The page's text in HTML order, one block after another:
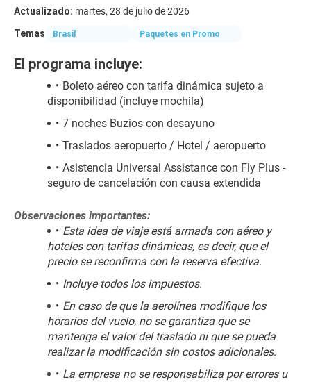
Actualizado: martes, 28 de julio de 2026
Temas
Brasil Paquetes en Promo
El programa incluye:
Boleto aéreo con tarifa dinámica sujeto a
disponibilidad (incluye mochila)
7 noches Buzios con desayuno
Traslados aeropuerto / Hotel / aeropuerto
Asistencia Universal Assistance con Fly Plus -
seguro de cancelación con causa extendida
Observaciones importantes:
Esta idea de viaje está armada con aéreo y
hoteles con tarifas dinámicas, es decir, que el
precio se reconfirma con la reserva efectiva.
Incluye todos los impuestos.
En caso de que la aerolínea modifique los
horarios del vuelo, no se garantiza que se
mantenga el valor del traslado ni que se pueda
realizar la modificación sin costos adicionales.
La empresa no se responsabiliza por errores u